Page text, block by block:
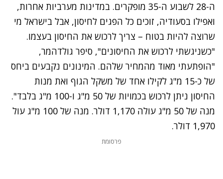
ה-28 לשבוע ה-35 מופקרים. במדינות מערביות אחרות,
ואפילו בסעודיה, זוכים כל הפגים לחיסון, אבל בישראל מי
שרוצה להיות בטוח – צריך לרכוש את החיסון בעצמו.
"כשניגשתי לרכוש את החיסונים", סיפר גולדהמר,
"הופתעתי מאוד מהמחיר שלהם. המינונים נקבעים ביחס
של כ-15 מ"ג לקילו אחד של משקל הגוף ואת מנות
החיסון ניתן לרכוש בכמויות של 50 מ"ג ו-100 מ"ג בלבד".
מנה של 50 מ"ג עולה 1,170 דולר. מנה של 100 מ"ג עול
1,970 דולר.
פרסומת